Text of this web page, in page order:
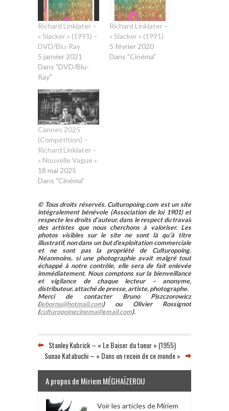
Richard Linklater –
« Slacker » (1991) –
DVD/Blu-Ray
5 janvier 2021
Dans "DVD/Blu-
Ray"
Richard Linklater –
« Slacker » (1991)
5 février 2020
Dans "Cinéma"
Cannes 2025
(Compétition) –
Richard Linklater –
« Nouvelle Vague »
18 mai 2025
Dans "Cinéma"
© Tous droits réservés. Culturopoing.com est un site
intégralement bénévole (Association de loi 1901) et
respecte les droits d’auteur, dans le respect du travail
des artistes que nous cherchons à valoriser. Les
photos visibles sur le site ne sont là qu’à titre
illustratif, non dans un but d’exploitation commerciale
et ne sont pas la propriété de Culturopoing.
Néanmoins, si une photographie avait malgré tout
échappé à notre contrôle, elle sera de fait enlevée
immédiatement. Nous comptons sur la bienveillance
et vigilance de chaque lecteur – anonyme,
distributeur, attaché de presse, artiste, photographe.
Merci de contacter Bruno Piszczorowicz
(lebornu@hotmail.com) ou Olivier Rossignot
(culturopoingcinema@gmail.com).
Stanley Kubrick – « Le Baiser du tueur » (1955)
Sunao Katabuchi – « Dans un recoin de ce monde »
A propos de Miriem MÉGHAÏZEROU
Voir les articles de Miriem